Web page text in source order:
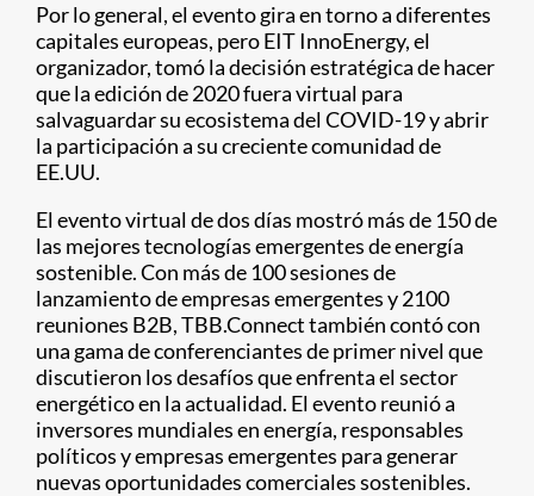
Por lo general, el evento gira en torno a diferentes
capitales europeas, pero EIT InnoEnergy, el
organizador, tomó la decisión estratégica de hacer
que la edición de 2020 fuera virtual para
salvaguardar su ecosistema del COVID-19 y abrir
la participación a su creciente comunidad de
EE.UU.
El evento virtual de dos días mostró más de 150 de
las mejores tecnologías emergentes de energía
sostenible. Con más de 100 sesiones de
lanzamiento de empresas emergentes y 2100
reuniones B2B, TBB.Connect también contó con
una gama de conferenciantes de primer nivel que
discutieron los desafíos que enfrenta el sector
energético en la actualidad. El evento reunió a
inversores mundiales en energía, responsables
políticos y empresas emergentes para generar
nuevas oportunidades comerciales sostenibles.